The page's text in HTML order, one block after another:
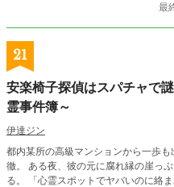
最
21
安楽椅子探偵はスパチャで
霊事件簿～
伊達ジン
都内某所の高級マンションから一歩
徹。 ある夜、彼の元に腐れ縁の崖っ
る。 「心霊スポットでヤバいのに絡まれた！